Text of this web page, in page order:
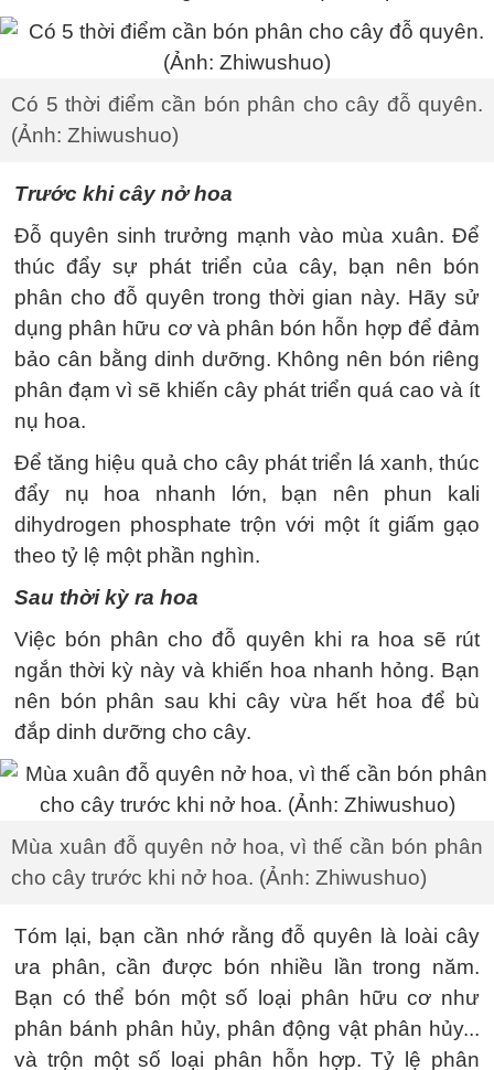
Có 5 thời điểm cần bón phân cho cây đỗ quyên.
(Ảnh: Zhiwushuo)
Trước khi cây nở hoa
Đỗ quyên sinh trưởng mạnh vào mùa xuân. Để
thúc đẩy sự phát triển của cây, bạn nên bón
phân cho đỗ quyên trong thời gian này. Hãy sử
dụng phân hữu cơ và phân bón hỗn hợp để đảm
bảo cân bằng dinh dưỡng. Không nên bón riêng
phân đạm vì sẽ khiến cây phát triển quá cao và ít
nụ hoa.
Để tăng hiệu quả cho cây phát triển lá xanh, thúc
đẩy nụ hoa nhanh lớn, bạn nên phun kali
dihydrogen phosphate trộn với một ít giấm gạo
theo tỷ lệ một phần nghìn.
Sau thời kỳ ra hoa
Việc bón phân cho đỗ quyên khi ra hoa sẽ rút
ngắn thời kỳ này và khiến hoa nhanh hỏng. Bạn
nên bón phân sau khi cây vừa hết hoa để bù
đắp dinh dưỡng cho cây.
Mùa xuân đỗ quyên nở hoa, vì thế cần bón phân
cho cây trước khi nở hoa. (Ảnh: Zhiwushuo)
Tóm lại, bạn cần nhớ rằng đỗ quyên là loài cây
ưa phân, cần được bón nhiều lần trong năm.
Bạn có thể bón một số loại phân hữu cơ như
phân bánh phân hủy, phân động vật phân hủy...
và trộn một số loại phân hỗn hợp. Tỷ lệ phân